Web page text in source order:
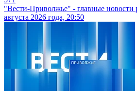
"Вести-Приволжье" - главные новости
августа 2026 года, 20:50